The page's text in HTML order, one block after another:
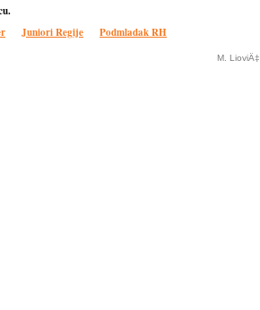
Juniori Regije Podmladak RH
M. LioviÄ‡